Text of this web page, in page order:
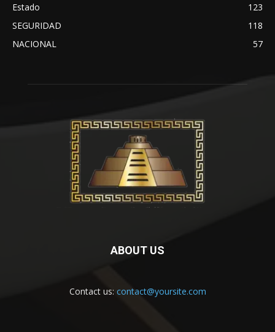
Estado
123
SEGURIDAD
118
NACIONAL
57
ABOUT US
Contact us: contact@yoursite.com